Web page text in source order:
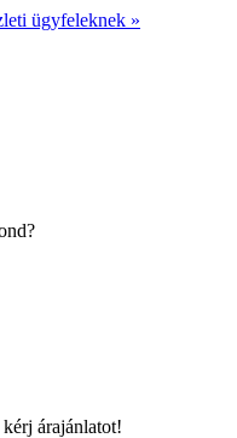
ügyfeleknek »
kérj árajánlatot!